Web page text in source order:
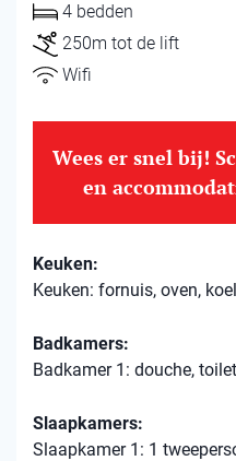
4 bedden
250m tot de lift
Wifi
Wees er snel bij!
en
Keuken:
Keuken: fornuis, oven,
Badkamers:
Badkamer 1: douche,
Slaapkamers:
Slaapkamer 1: 1